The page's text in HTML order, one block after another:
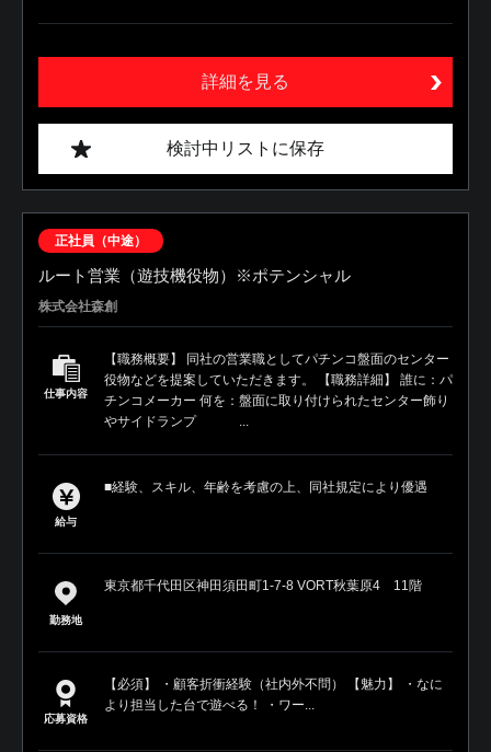
詳細を見る
検討中リストに保存
正社員（中途）
ルート営業（遊技機役物）※ポテンシャル
株式会社森創
仕事内容
【職務概要】 同社の営業職としてパチンコ盤面のセンター
役物などを提案していただきます。 【職務詳細】 誰に：パ
チンコメーカー 何を：盤面に取り付けられたセンター飾り
やサイドランプ ...
給与
■経験、スキル、年齢を考慮の上、同社規定により優遇
勤務地
東京都千代田区神田須田町1-7-8 VORT秋葉原4 11階
応募資格
【必須】 ・顧客折衝経験（社内外不問） 【魅力】 ・なに
より担当した台で遊べる！ ・ワー...